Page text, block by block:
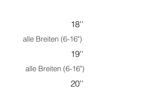
18''
alle Breiten (6-16")
19''
alle Breiten (6-16")
20''